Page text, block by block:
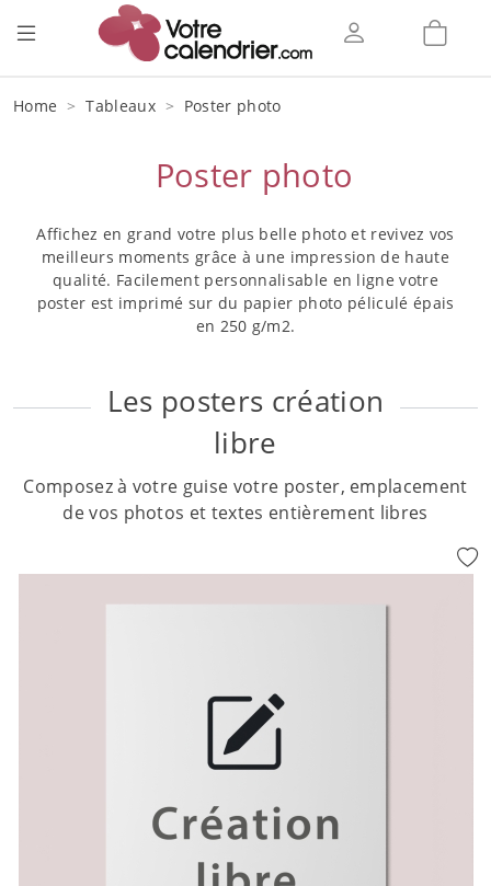
Home Tableaux Poster photo
Poster photo
Affichez en grand votre plus belle photo et revivez vos
meilleurs moments grâce à une impression de haute
qualité. Facilement personnalisable en ligne votre
poster est imprimé sur du papier photo péliculé épais
en 250 g/m2.
Les posters création
libre
Composez à votre guise votre poster, emplacement
de vos photos et textes entièrement libres